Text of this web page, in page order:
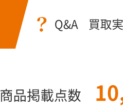
Q&A 買取
商品掲載点数